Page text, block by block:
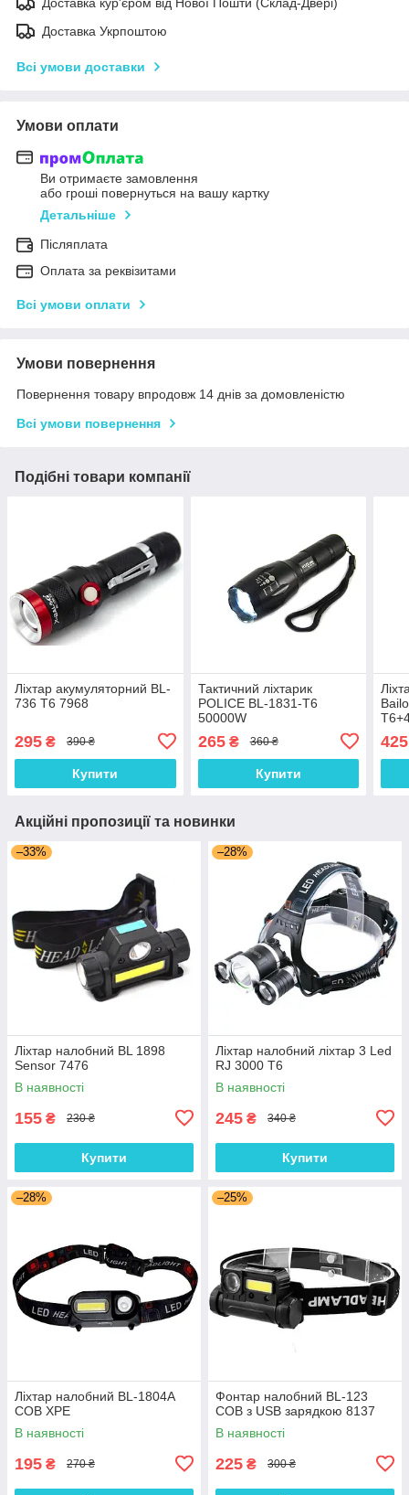
Доставка Укрпоштою
Всі умови доставки
Умови оплати
Ви отримаєте замовлення
або гроші повернуться на вашу картку
Детальніше
Післяплата
Оплата за реквізитами
Всі умови оплати
Умови повернення
Повернення товару впродовж 14 днів за домовленістю
Всі умови повернення
Подібні товари компанії
Ліхтар акумуляторний BL-
736 T6 7968
295 ₴ 390 ₴
Купити
Тактичний ліхтарик
POLICE BL-1831-T6
50000W
265₴ 360 ₴
Купити
425
Акційні пропозиції та новинки
–33%
Ліхтар налобний BL 1898
Sensor 7476
В наявності
155 ₴ 230 ₴
Купити
–28%
Ліхтар налобний ліхтар 3 Led
RJ 3000 T6
В наявності
245 ₴ 340 ₴
Купити
–28%
Ліхтар налобний BL-1804A
COB XPE
В наявності
195 ₴ 270 ₴
–25%
Фонтар налобний BL-123
COB з USB зарядкою 8137
В наявності
225 ₴ 300 ₴